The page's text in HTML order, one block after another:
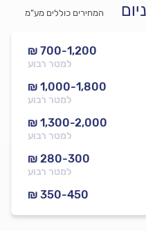
המחירים כוללים מע”מ
₪ 700-1,200
למטר רבוע
₪ 1,000-1,800
למטר רבוע
₪ 1,300-2,000
למטר רבוע
₪ 280-300
למטר רבוע
₪ 350-450